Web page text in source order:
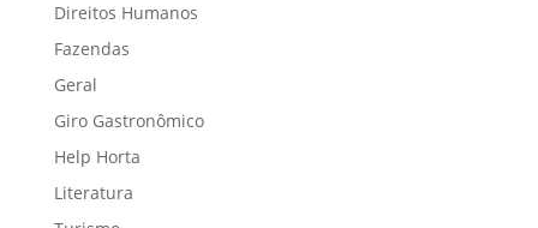
Direitos Humanos
Fazendas
Geral
Giro Gastronômico
Help Horta
Literatura